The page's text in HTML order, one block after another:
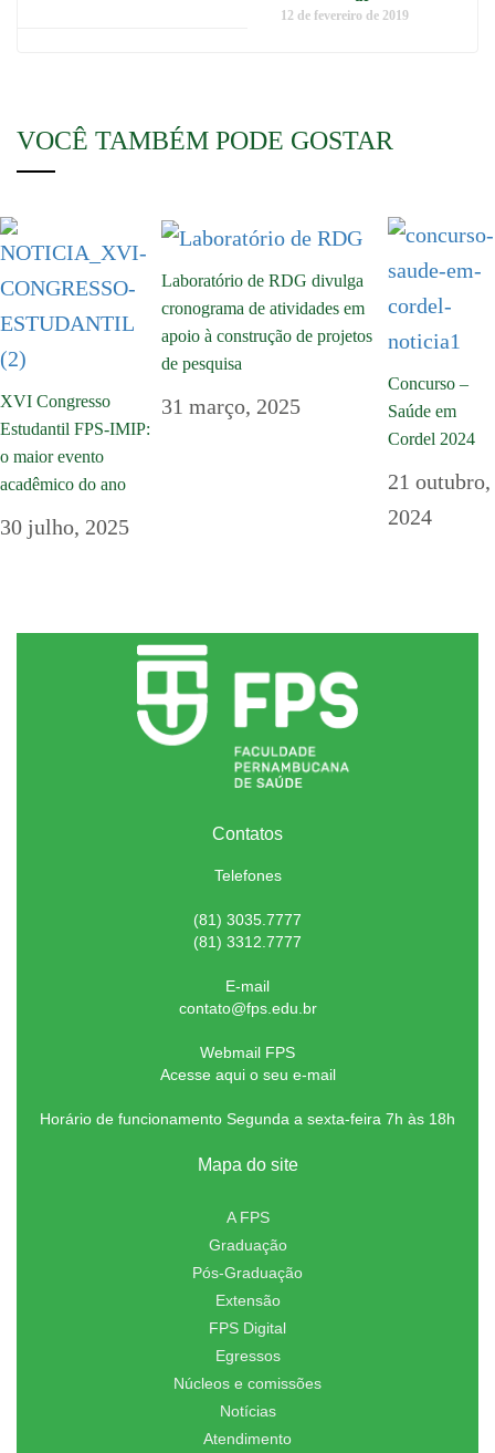
12 de fevereiro de 2019
VOCÊ TAMBÉM PODE GOSTAR
XVI Congresso
Estudantil FPS-IMIP:
o maior evento
acadêmico do ano
30 julho, 2025
Laboratório de RDG divulga
cronograma de atividades em
apoio à construção de projetos
de pesquisa
31 março, 2025
Concurso –
Saúde em
Cordel 2024
21 outubro,
2024
Contatos
Telefones
(81) 3035.7777
(81) 3312.7777
E-mail
contato@fps.edu.br
Webmail FPS
Acesse aqui o seu e-mail
Horário de funcionamento Segunda a sexta-feira 7h às 18h
Mapa do site
A FPS
Graduação
Pós-Graduação
Extensão
FPS Digital
Egressos
Núcleos e comissões
Notícias
Atendimento